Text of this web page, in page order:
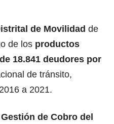
de Movilidad de
de los productos
18.841 deudores por
de tránsito,
a 2021.
Gestión de Cobro del